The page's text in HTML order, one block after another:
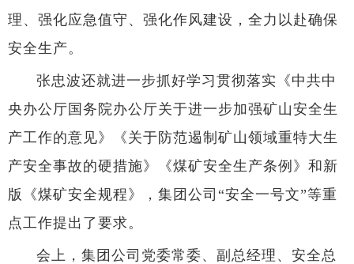
理、强化应急值守、强化作风建设，全力以赴确保
安全生产。
张忠波还就进一步抓好学习贯彻落实《中共中
央办公厅国务院办公厅关于进一步加强矿山安全生
产工作的意见》《关于防范遏制矿山领域重特大生
产安全事故的硬措施》《煤矿安全生产条例》和新
版《煤矿安全规程》，集团公司“安全一号文”等重
点工作提出了要求。
会上，集团公司党委常委、副总经理、安全总